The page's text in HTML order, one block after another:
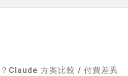
Claude 方案比較 / 付費差異